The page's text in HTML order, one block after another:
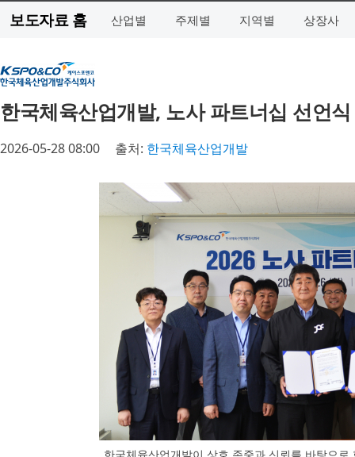
보도자료 홈 산업별 주제별 지역별 상장사
한국체육산업개발, 노사 파트너십 선언
2026-05-28 08:00 출처: 한국체육산업개발